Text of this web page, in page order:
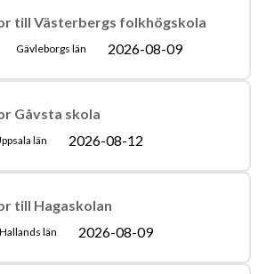
till Västerbergs folkhögskola
Gävleborgs län 2026-08-09
Gåvsta skola
län 2026-08-12
till Hagaskolan
Hallands län 2026-08-09